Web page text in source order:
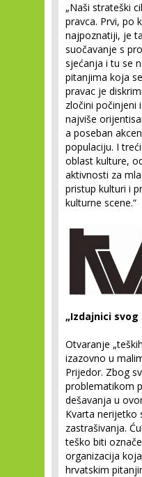
„Naši strateški
pravca. Prvi, po
najpoznatiji, je
suočavanje s
sjećanja i tu se
pitanjima koja
pravac je
zločini počinjeni
najviše
a poseban
populaciju. I
oblast kulture,
aktivnosti za
pristup kulturi i
kulturne scene.“
„Izdajnici svog
Otvaranje
izazovno u
Prijedor. Zbog
problematikom
dešavanja u
Kvarta nerijetko
zastrašivanja.
teško biti
organizacija
hrvatskim